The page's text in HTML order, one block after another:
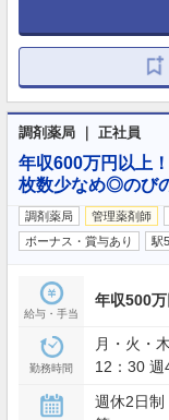
調剤薬局 ｜ 正社員
年収600万円以上
枚数少なめ◎のび
調剤薬局 管理薬剤師
ボーナス・賞与あり
駅
給与・手当
年収500
勤務時間
月・火・
12：30 週
週休2日制